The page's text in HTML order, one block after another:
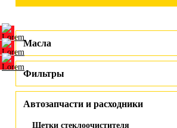
Масла
Фильтры
Автозапчасти и расходники
Щетки стеклоочистителя